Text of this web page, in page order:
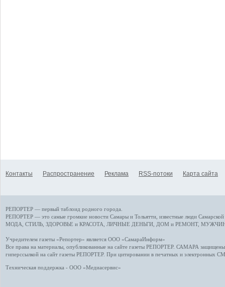
Контакты Распространение Реклама RSS-потоки Карта сайта
РЕПОРТЕР — первый таблоид родного города.
РЕПОРТЕР — это самые громкие новости Самары и Тольятти, известные люди
МОДА, СТИЛЬ ЗДОРОВЬЕ и КРАСОТА ЛИЧНЫЕ ДЕНЬГИ ДОМ и РЕМОНТ,
Учредителем газеты «Репортер» является ООО «СамараИнформ»
Все права на материалы, опубликованные на сайте газеты РЕПОРТЕР. САМАРА защищены.
гиперссылкой на сайт газеты РЕПОРТЕР. При цитировании в печатных и электронных
Техническая поддержка - ООО «Медиасервис»